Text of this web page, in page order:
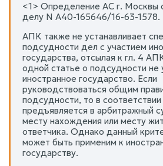
<1> Определение АС г. Москвы
делу N А40-165646/16-63-1578.
АПК также не устанавливает
подсудности дел с участием
государства, отсылая к гл. 4
одной статье о подсудности не
иностранное государство. Если
руководствоваться общим
подсудности, то в
предъявляется в арбитражный
месту нахождения или месту
ответчика. Однако данный
может быть применим к
государству.